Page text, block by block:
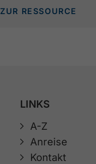
ZUR RESSOURCE
LINKS
A-Z
Anreise
Kontakt